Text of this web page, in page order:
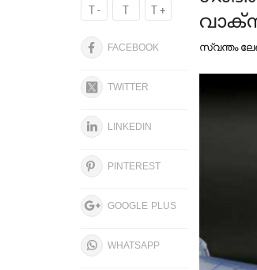
T - T T +
FACEBOOK
TWITTER
LINKEDIN
PINTEREST
GOOGLE PLUS
WHATSAPP
സ്വന്തം